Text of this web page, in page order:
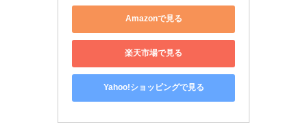
Amazonで見る
楽天市場で見る
Yahoo!ショッピングで見る